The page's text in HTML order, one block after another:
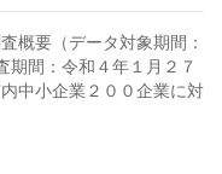
概要（データ対象期間：
間：令和４年１月２７
中小企業２００企業に対